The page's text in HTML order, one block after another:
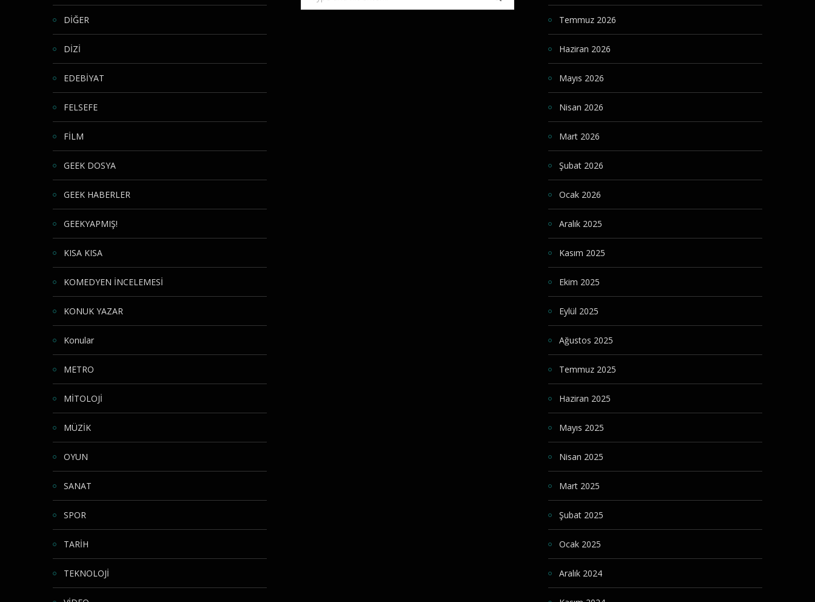
DİĞER
DİZİ
EDEBİYAT
FELSEFE
FİLM
GEEK DOSYA
GEEK HABERLER
GEEKYAPMIŞ!
KISA KISA
KOMEDYEN İNCELEMESİ
KONUK YAZAR
Konular
METRO
MİTOLOJİ
MÜZİK
OYUN
SANAT
SPOR
TARİH
TEKNOLOJİ
for:
Temmuz 2026
Haziran 2026
Mayıs 2026
Nisan 2026
Mart 2026
Şubat 2026
Ocak 2026
Aralık 2025
Kasım 2025
Ekim 2025
Eylül 2025
Ağustos 2025
Temmuz 2025
Haziran 2025
Mayıs 2025
Nisan 2025
Mart 2025
Şubat 2025
Ocak 2025
Aralık 2024